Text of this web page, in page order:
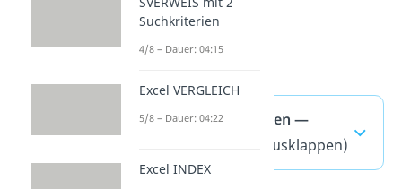
Excel Tabelle erstellen —
(ausklappen)
Suchkriterien
4/8 – Dauer: 04:15
Excel VERGLEICH
5/8 – Dauer: 04:22
Excel INDEX